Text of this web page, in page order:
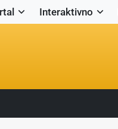
Interaktivno